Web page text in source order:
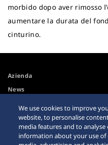
morbido dopo aver rimosso
aumentare la durata del
cinturino.
Azienda
News
Accessibilità
We use cookies to improve
website, to personalise
media features and to
information about your use